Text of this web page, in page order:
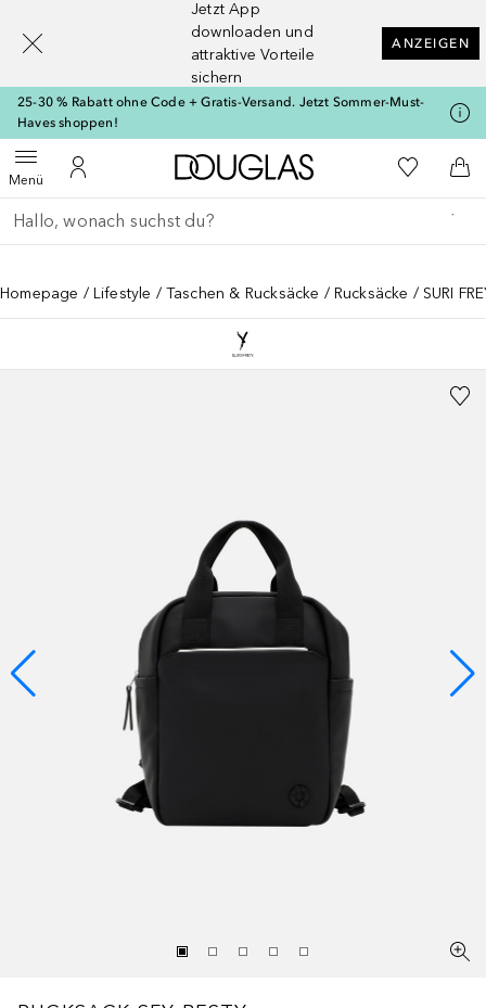
Jetzt App
downloaden und
attraktive Vorteile
sichern
ANZEIGEN
25-30 % Rabatt ohne Code + Gratis-Versand. Jetzt Sommer-Must-
Haves shoppen!
MenüMenü öffnenZu Meinem Kundenkonto
Zur Douglas Startseite
Zu Meiner
Gehe zurück
Suche ausführen
Homepage Lifestyle Taschen & Rucksäcke Rucksäcke SURI
[navigation.slideout.screenreader]